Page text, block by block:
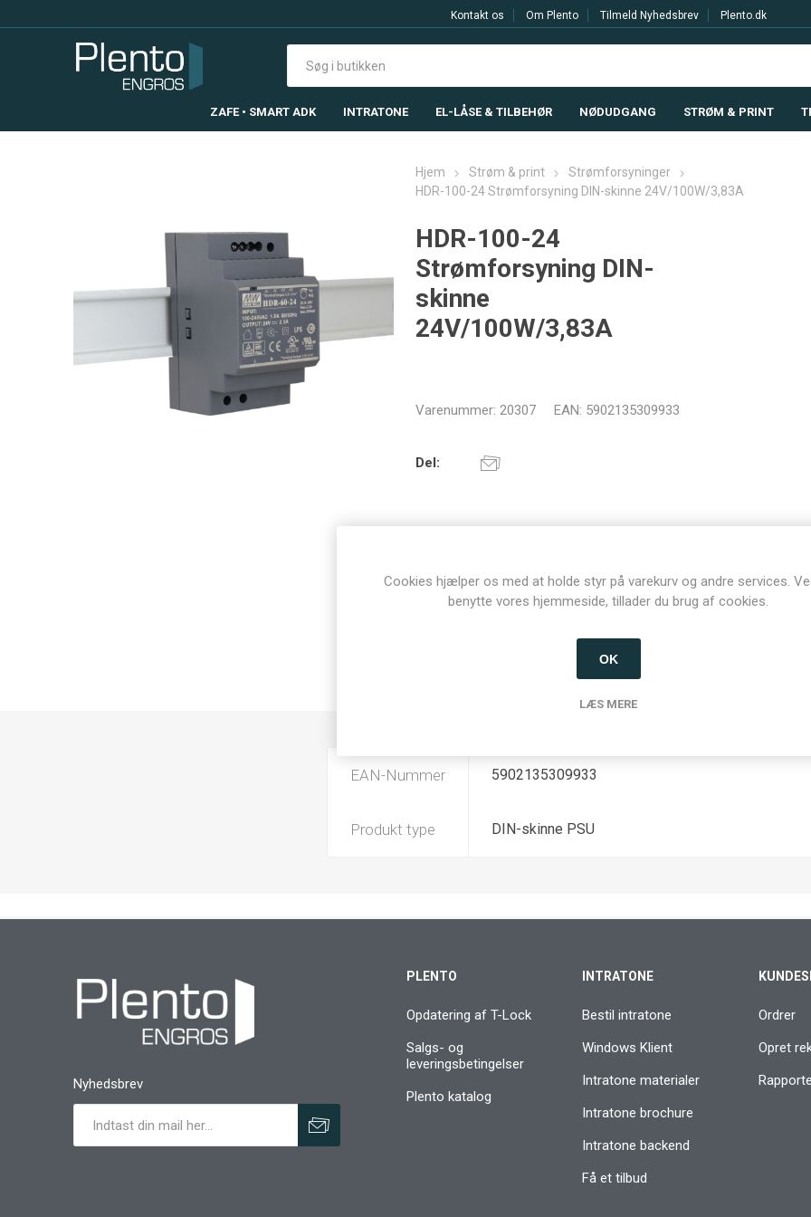
Kontakt os Om Plento Tilmeld Nyhedsbrev Plento.dk
ZAFE • SMART ADK INTRATONE EL-LÅSE & TILBEHØR NØDUDGANG STRØM & PRINT
Hjem Strøm & print
Strømforsyninger
HDR-100-24 Strømforsyning DIN-skinne 24V/100W/3,83A
HDR-100-24
Strømforsyning DIN-
skinne
24V/100W/3,83A
Varenummer: 20307 EAN: 5902135309933
Del:
EAN-Nummer 5902135309933
Produkt type DIN-skinne PSU
Nyhedsbrev
PLENTO
Opdatering af T-Lock
Salgs- og
leveringsbetingelser
Plento katalog
INTRATONE
Bestil intratone
Windows Klient
Intratone materialer
Intratone brochure
Intratone backend
Få et tilbud
Ordrer
Opret
Cookies hjælper os med at holde styr på varekurv og andre services.
benytte vores hjemmeside, tillader du brug af cookies.
OK
LÆS MERE